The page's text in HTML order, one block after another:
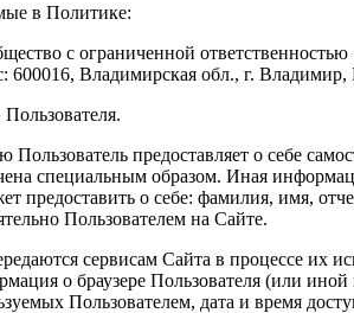
в Политике:
с ограниченной
Владимирская обл., г.
предоставляет о себе
специальным образом. Иная
предоставить о себе: фамилия, имя,
Пользователем на Сайте.
сервисам Сайта в процессе их
о браузере Пользователя (или
Пользователем, дата и время